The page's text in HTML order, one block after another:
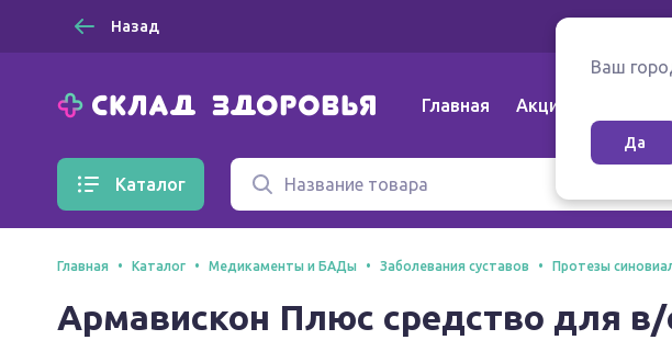
Назад
Главная Акции
Каталог
Ваш
Да
Главная Каталог Медикаменты и БАДы Заболевания суставов Протезы
Армавискон Плюс средство для